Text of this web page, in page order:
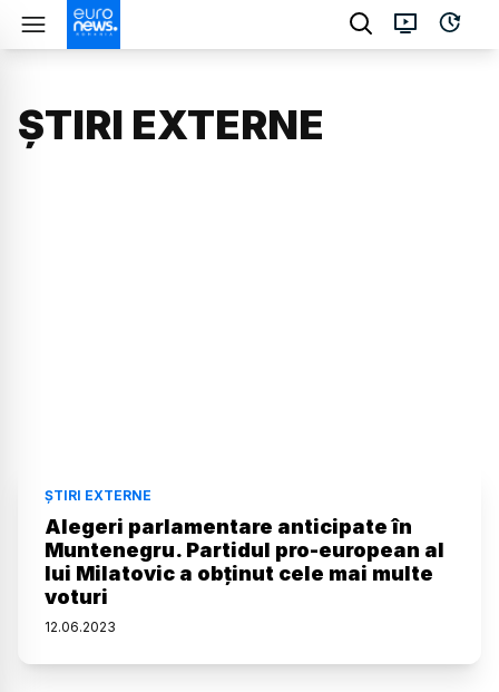
ȘTIRI EXTERNE
ȘTIRI EXTERNE
Alegeri parlamentare anticipate în
Muntenegru. Partidul pro-european al
lui Milatovic a obținut cele mai multe
voturi
12.06.2023